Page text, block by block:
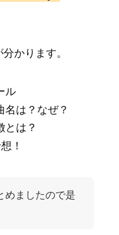
かります。
ル
名は？なぜ？
とは？
！
めましたので是